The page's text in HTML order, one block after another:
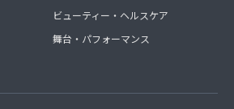
ビューティー・ヘルスケア
舞台・パフォーマンス